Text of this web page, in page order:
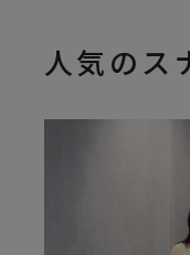
人気のス